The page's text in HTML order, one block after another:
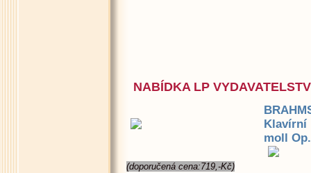
NABÍDKA LP
(doporučená cena:719,-Kč)
Klavírní
moll